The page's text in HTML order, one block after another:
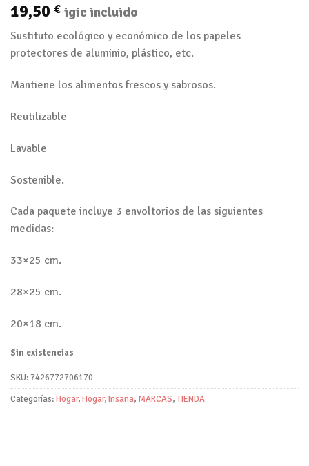
19,50 € igic incluido
Sustituto ecológico y económico de los papeles
protectores de aluminio, plástico, etc.
Mantiene los alimentos frescos y sabrosos.
Reutilizable
Lavable
Sostenible.
Cada paquete incluye 3 envoltorios de las siguientes
medidas:
33×25 cm.
28×25 cm.
20×18 cm.
Sin existencias
SKU: 7426772706170
Categorías:Hogar,Hogar,Irisana, MARCAS,TIENDA